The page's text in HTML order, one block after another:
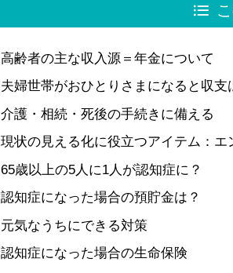
高齢者の主な収入源＝年金について
夫婦世帯がおひとりさまになると収支
介護・相続・死後の手続きに備える
現状の見える化に役立つアイテム：エ
65歳以上の5人に1人が認知症に？
認知症になった場合の預貯金は？
元気なうちにできる対策
認知症になった場合の生命保険